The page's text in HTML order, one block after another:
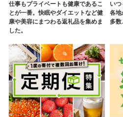
仕事もプライベートも健康であるこ
とが一番。快眠やダイエットなど健
康や美容にまつわる返礼品を集めま
した。
い
各地
多数